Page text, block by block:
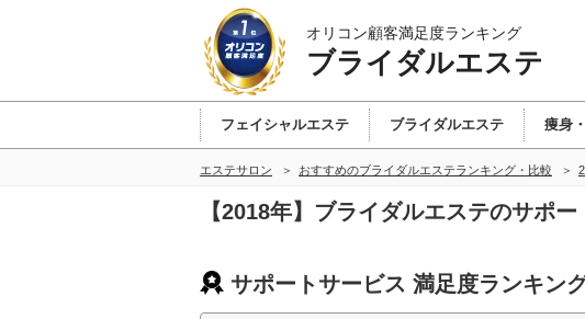
オリコン顧客満足度ランキング
ブライダルエステ
フェイシャルエステ ブライダルエステ 痩身
エステサロン おすすめのブライダルエステランキング・比較
【2018年】ブライダルエステのサポ
サポートサービス 満足度ランキン